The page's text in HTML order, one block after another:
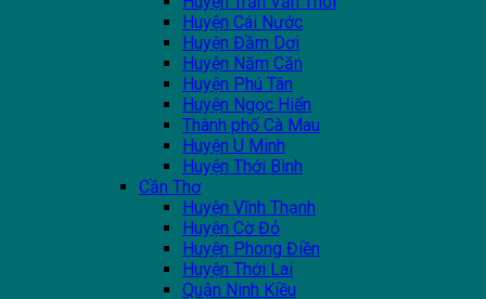
Huyện Cái Nước
Huyện Đầm Dơi
Huyện Năm Căn
Huyện Phú Tân
Huyện Ngọc Hiển
Thành phố Cà Mau
Huyện U Minh
Huyện Thới Bình
Cần Thơ
Huyện Vĩnh Thạnh
Huyện Cờ Đỏ
Huyện Phong Điền
Huyện Thới Lai
Quận Ninh Kiều